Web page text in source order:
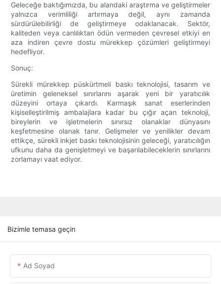
Geleceğe baktığımızda, bu alandaki araştırma ve geliştirmeler
yalnızca verimliliği artırmaya değil, aynı zamanda
sürdürülebilirliği de geliştirmeye odaklanacak. Sektör,
kaliteden veya canlılıktan ödün vermeden çevresel etkiyi en
aza indiren çevre dostu mürekkep çözümleri geliştirmeyi
hedefliyor.
Sonuç:
Sürekli mürekkep püskürtmeli baskı teknolojisi, tasarım ve
üretimin geleneksel sınırlarını aşarak yeni bir yaratıcılık
düzeyini ortaya çıkardı. Karmaşık sanat eserlerinden
kişiselleştirilmiş ambalajlara kadar bu çığır açan teknoloji,
bireylerin ve işletmelerin sınırsız olanaklar dünyasını
keşfetmesine olanak tanır. Gelişmeler ve yenilikler devam
ettikçe, sürekli inkjet baskı teknolojisinin geleceği, yaratıcılığın
ufkunu daha da genişletmeyi ve başarılabileceklerin sınırlarını
zorlamayı vaat ediyor.
Bizimle temasa geçin
Ad Soyad